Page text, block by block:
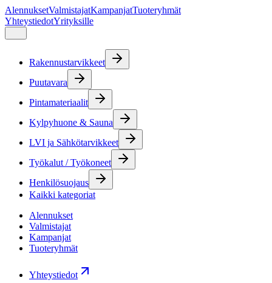
AlennuksetValmistajatKampanjatTuoteryhmät
YhteystiedotYrityksille
Rakennustarvikkeet
Puutavara
Pintamateriaalit
Kylpyhuone & Sauna
LVI ja Sähkötarvikkeet
Työkalut / Työkoneet
Henkilösuojaus
Kaikki kategoriat
Alennukset
Valmistajat
Kampanjat
Tuoteryhmät
Yhteystiedot